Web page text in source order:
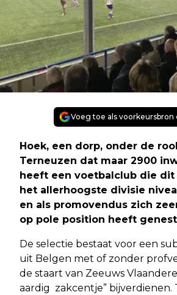
Voeg toe als voorkeursbron
Hoek, een dorp, onder de
Terneuzen dat maar 2900
heeft een voetbalclub die dit
het allerhoogste divisie
en als promovendus zich
op pole position heeft
De selectie bestaat voor een
uit Belgen met of zonder
de staart van Zeeuws
aardig zakcentje” bijverdienen.